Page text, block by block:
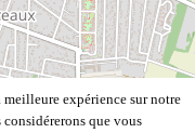
expérience sur notre
que vous